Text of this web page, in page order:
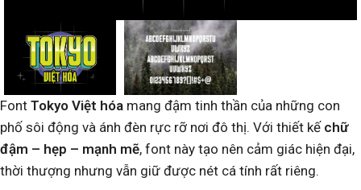
Font Tokyo Việt hóa mang đậm tinh thần của những con
phố sôi động và ánh đèn rực rỡ nơi đô thị. Với thiết kế chữ
đậm – hẹp – mạnh mẽ, font này tạo nên cảm giác hiện đại,
thời thượng nhưng vẫn giữ được nét cá tính rất riêng.